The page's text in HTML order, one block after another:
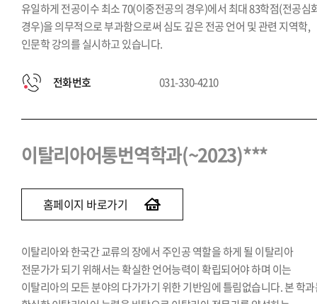
유일하게 전공이수 최소 70(이중전공의 경우)에서 최대 83학점(전공심
경우)을 의무적으로 부과함으로써 심도 깊은 전공 언어 및 관련 지역학,
인문학 강의를 실시하고 있습니다.
전화번호 031-330-4210
이탈리아어통번역학과(~2023)***
홈페이지 바로가기
이탈리아와 한국간 교류의 장에서 주인공 역할을 하게 될 이탈리아
전문가가 되기 위해서는 확실한 언어능력이 확립되어야 하며 이는
이탈리아의 모든 분야의 다가가기 위한 기반임에 틀림없습니다. 본 학